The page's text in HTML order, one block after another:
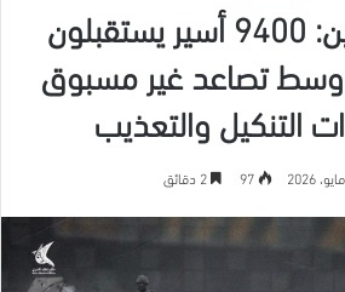
مركز فلسطين: 9400 أسير يستقبلون
تصاعد غير مسبوق
التنكيل والتعذيب
97